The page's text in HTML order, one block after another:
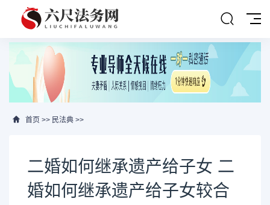
首页 >> 民法典 >>
二婚如何继承遗产给子女 二
婚如何继承遗产给子女较合